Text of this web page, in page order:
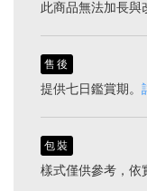
此商品無法加長與
售後
提供七日鑑賞期。
包裝
樣式僅供參考，依